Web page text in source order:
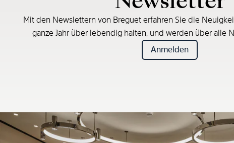
Mit den Newslettern von Breguet erfahren Sie die
ganze Jahr über lebendig halten, und werden über alle
Anmelden